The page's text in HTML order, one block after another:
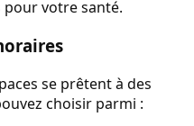
votre santé.
se prêtent à des
choisir parmi :